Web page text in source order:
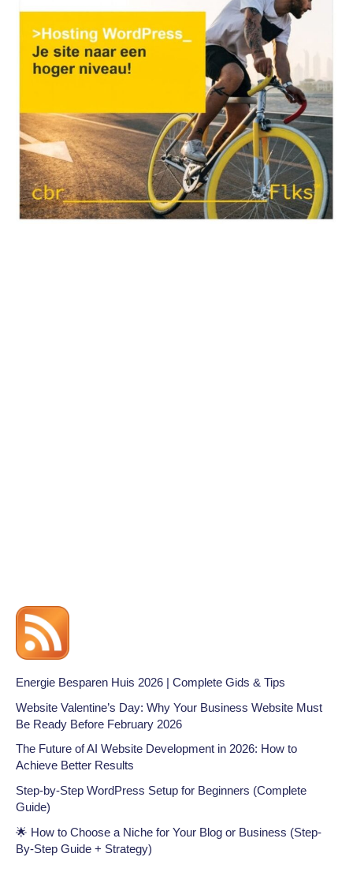
Energie Besparen Huis 2026 | Complete Gids & Tips
Website Valentine’s Day: Why Your Business Website Must
Be Ready Before February 2026
The Future of AI Website Development in 2026: How to
Achieve Better Results
Step-by-Step WordPress Setup for Beginners (Complete
Guide)
🌟 How to Choose a Niche for Your Blog or Business (Step-
By-Step Guide + Strategy)